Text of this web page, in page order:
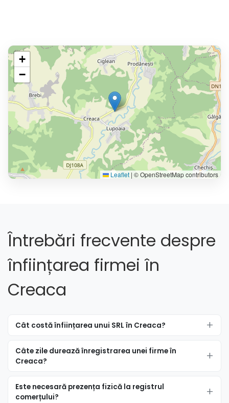
+
−
Leaflet | © OpenStreetMap contributors
Întrebări frecvente despre
înființarea firmei în
Creaca
Cât costă înființarea unui SRL în Creaca?
Câte zile durează înregistrarea unei firme în
Creaca?
Este necesară prezența fizică la registrul
comerțului?